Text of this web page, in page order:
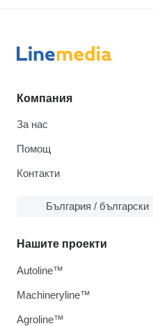
Компания
За нас
Помощ
Контакти
България / български
Нашите проекти
Autoline™
Machineryline™
Agroline™